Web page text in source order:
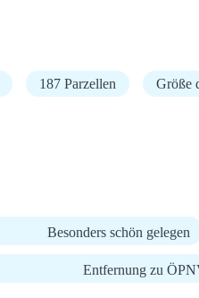
187 Parzellen Größe
Besonders schön gelegen
Entfernung zu